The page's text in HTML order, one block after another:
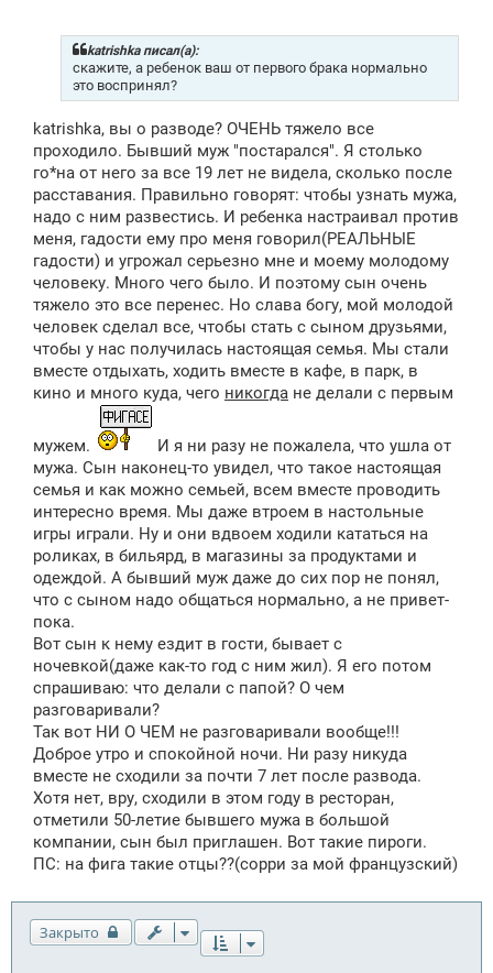
katrishka писал(а):
скажите, а ребенок ваш от первого брака нормально
это воспринял?
katrishka, вы о разводе? ОЧЕНЬ тяжело все
проходило. Бывший муж "постарался". Я столько
го*на от него за все 19 лет не видела, сколько после
расставания. Правильно говорят: чтобы узнать мужа,
надо с ним развестись. И ребенка настраивал против
меня, гадости ему про меня говорил(РЕАЛЬНЫЕ
гадости) и угрожал серьезно мне и моему молодому
человеку. Много чего было. И поэтому сын очень
тяжело это все перенес. Но слава богу, мой молодой
человек сделал все, чтобы стать с сыном друзьями,
чтобы у нас получилась настоящая семья. Мы стали
вместе отдыхать, ходить вместе в кафе, в парк, в
кино и много куда, чего никогда не делали с первым
мужем.
И я ни разу не пожалела, что ушла от
мужа. Сын наконец-то увидел, что такое настоящая
семья и как можно семьей, всем вместе проводить
интересно время. Мы даже втроем в настольные
игры играли. Ну и они вдвоем ходили кататься на
роликах, в бильярд, в магазины за продуктами и
одеждой. А бывший муж даже до сих пор не понял,
что с сыном надо общаться нормально, а не привет-
пока.
Вот сын к нему ездит в гости, бывает с
ночевкой(даже как-то год с ним жил). Я его потом
спрашиваю: что делали с папой? О чем
разговаривали?
Так вот НИ О ЧЕМ не разговаривали вообще!!!
Доброе утро и спокойной ночи. Ни разу никуда
вместе не сходили за почти 7 лет после развода.
Хотя нет, вру, сходили в этом году в ресторан,
отметили 50-летие бывшего мужа в большой
компании, сын был приглашен. Вот такие пироги.
ПС: на фига такие отцы??(сорри за мой французский)
Закрыто